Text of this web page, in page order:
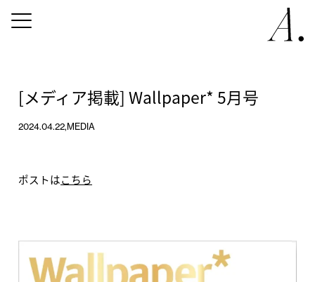
[メディア掲載] Wallpaper* 5月号
2024.04.22, MEDIA
ポストはこちら